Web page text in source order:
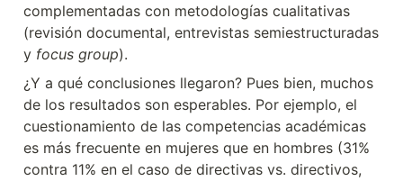
complementadas con metodologías cualitativas
(revisión documental, entrevistas semiestructuradas
y focus group).
¿Y a qué conclusiones llegaron? Pues bien, muchos
de los resultados son esperables. Por ejemplo, el
cuestionamiento de las competencias académicas
es más frecuente en mujeres que en hombres (31%
contra 11% en el caso de directivas vs. directivos,